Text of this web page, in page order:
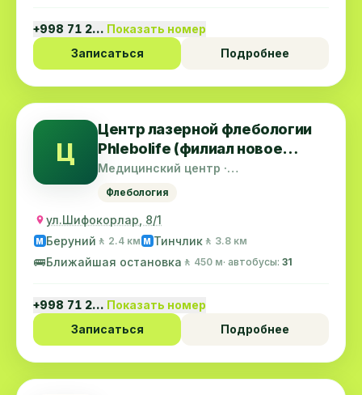
+998 71 2… Показать номер
Записаться
Подробнее
Ц
Центр лазерной флебологии
Phlebolife (филиал новое
ТашМи)
Медицинский центр ·
Флебология
ул.Шифокорлар, 8/1
M Беруний 🚶 2.4 км M Тинчлик 🚶 3.8 км
🚌Ближайшая остановка 🚶 450 м· автобусы: 31
+998 71 2… Показать номер
Записаться
Подробнее